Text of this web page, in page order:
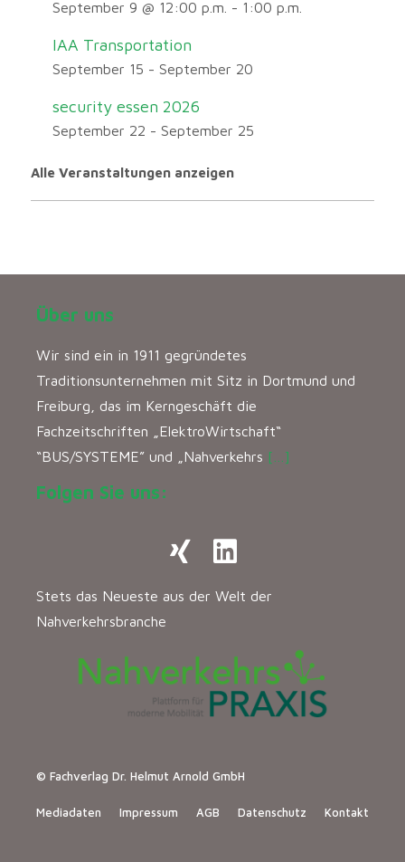
September 9 @ 12:00 p.m. - 1:00 p.m.
IAA Transportation
September 15 - September 20
security essen 2026
September 22 - September 25
Alle Veranstaltungen anzeigen
Über uns
Wir sind ein in 1911 gegründetes
Traditionsunternehmen mit Sitz in Dortmund und
Freiburg, das im Kerngeschäft die
Fachzeitschriften „ElektroWirtschaft“
“BUS/SYSTEME” und „Nahverkehrs […]
Folgen Sie uns:
Stets das Neueste aus der Welt der
Nahverkehrsbranche
© Fachverlag Dr. Helmut Arnold GmbH
Mediadaten Impressum AGB Datenschutz Kontakt